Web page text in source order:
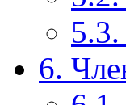
6.